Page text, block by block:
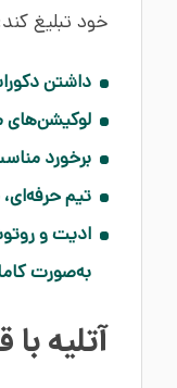
خود تبلیغ
داشتن
لوکیشن‌های
برخورد
تیم
ادیت و
به‌صورت
آتلیه